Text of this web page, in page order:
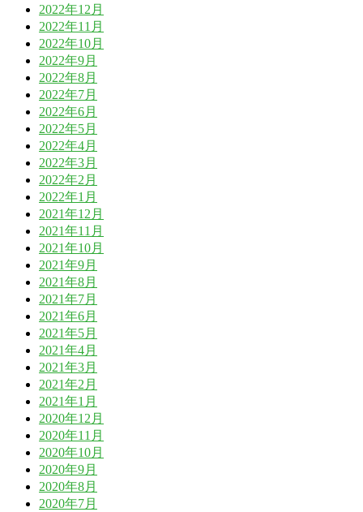
2022年12月
2022年11月
2022年10月
2022年9月
2022年8月
2022年7月
2022年6月
2022年5月
2022年4月
2022年3月
2022年2月
2022年1月
2021年12月
2021年11月
2021年10月
2021年9月
2021年8月
2021年7月
2021年6月
2021年5月
2021年4月
2021年3月
2021年2月
2021年1月
2020年12月
2020年11月
2020年10月
2020年9月
2020年8月
2020年7月